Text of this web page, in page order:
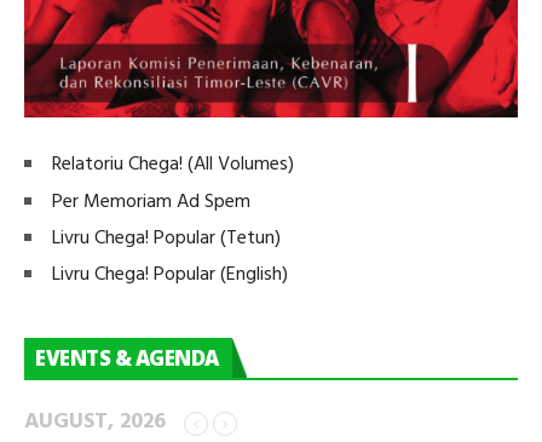
Relatoriu Chega! (All Volumes)
Per Memoriam Ad Spem
Livru Chega! Popular (Tetun)
Livru Chega! Popular (English)
EVENTS & AGENDA
AUGUST, 2026